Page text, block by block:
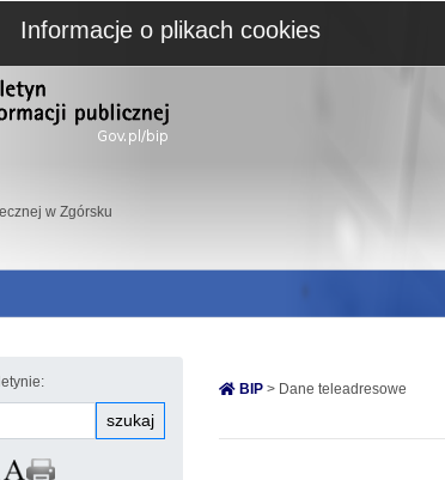
w Zgórsku
szukaj
BIP > Dane teleadresowe
Informacje o plikach cookies